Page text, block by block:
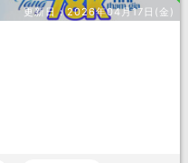
更新日：2026年04月17日(金)